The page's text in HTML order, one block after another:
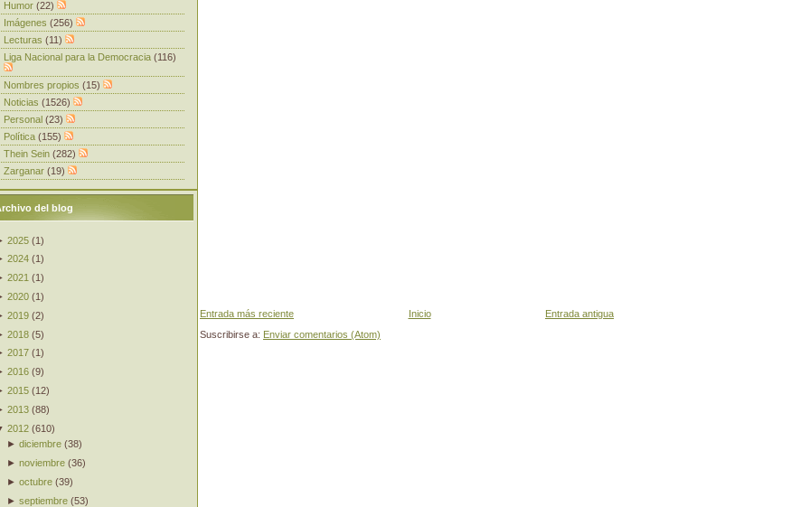
Entrada más reciente Entrada antigua
Inicio
Suscribirse a: Enviar comentarios (Atom)
Humor (22)
Imágenes (256)
Lecturas (11)
Liga Nacional para la Democracia (116)
Nombres propios (15)
Noticias (1526)
Personal (23)
Política (155)
Thein Sein (282)
Zarganar (19)
del blog
2025 (1)
2024 (1 )
2021 (1)
2020 (1)
2019 (2)
2018 (5)
2017 (1 )
2016 (9)
2015 (12)
2013 (88)
2012 (610)
►diciembre (38)
►noviembre (36)
►octubre (39)
►septiembre (53)